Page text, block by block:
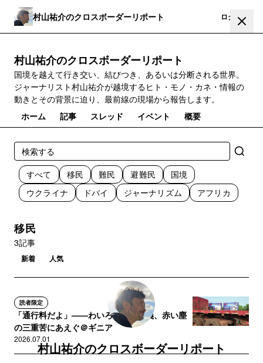
村山祐介のクロスボーダーリポート ログイン
村山祐介のクロスボーダーリポート
国境を越えて行き交い、結びつき、あるいは分断される世界。
ジャーナリスト村山祐介が越境するヒト・モノ・カネ・情報の
動きとその背景に迫り、最前線の現場から報告します。
ホーム
記事 スレッド イベント 概要
すべて 移民 難民 避難民
国境
ウクライナ
ドバイ ジャーナリズム アフリカ
移民
3記事
新着 人気
読者限定
「通行料だよ」——わいろと権威主義、赤い塵
の三重苦にあえぐ＠ギニア
2026.07.01
村山祐介のクロスボーダーリポート